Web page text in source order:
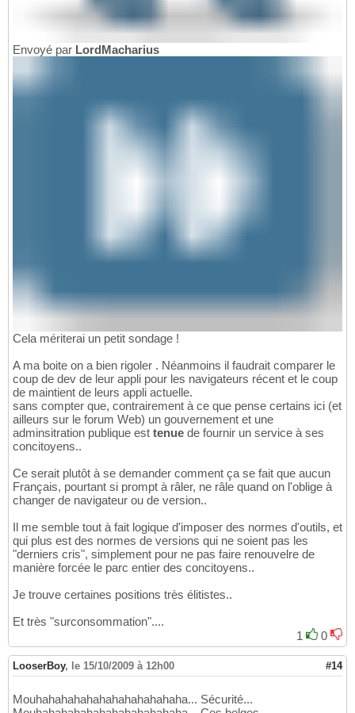
Envoyé par LordMacharius
Cela mériterai un petit sondage !
A ma boite on a bien rigoler . Néanmoins il faudrait comparer le
coup de dev de leur appli pour les navigateurs récent et le coup
de maintient de leurs appli actuelle.
sans compter que, contrairement à ce que pense certains ici (et
ailleurs sur le forum Web) un gouvernement et une
adminsitration publique est tenue de fournir un service à ses
concitoyens..
Ce serait plutôt à se demander comment ça se fait que aucun
Français, pourtant si prompt à râler, ne râle quand on l'oblige à
changer de navigateur ou de version..
Il me semble tout à fait logique d'imposer des normes d'outils, et
qui plus est des normes de versions qui ne soient pas les
"derniers cris", simplement pour ne pas faire renouvelre de
manière forcée le parc entier des concitoyens..
Je trouve certaines positions très élitistes..
Et très "surconsommation"....
1
0
LooserBoy, le 15/10/2009 à 12h00 #14
Mouhahahahahahahahahahahaha... Sécurité...